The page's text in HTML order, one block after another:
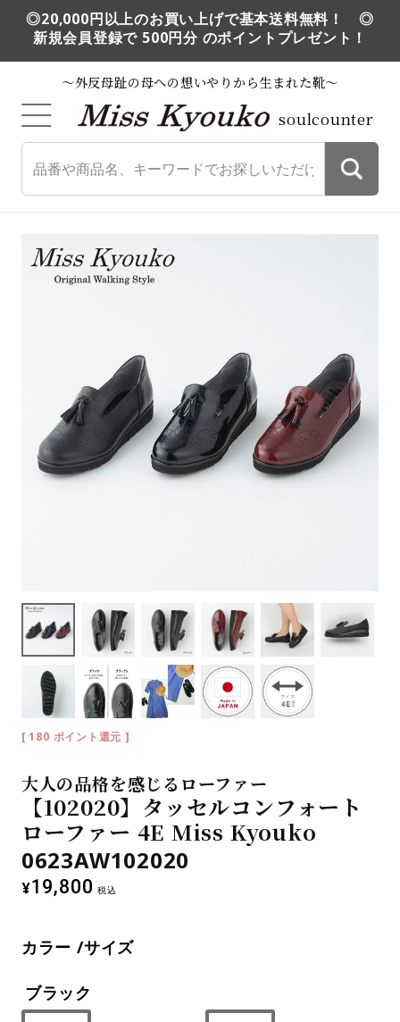
◎20,000円以上のお買い上げで基本送料無料！ ◎
新規会員登録で 500円分 のポイントプレゼント！
～外反母趾の母への想いやりから生まれた靴～
soulcounter
0623AW102020
大人の品格を感じるローファー
【102020】タッセルコンフォート
ローファー 4E Miss Kyouko
¥19,800 税込
[ 180 ポイント還元 ]
カラー サイズ
ブラック